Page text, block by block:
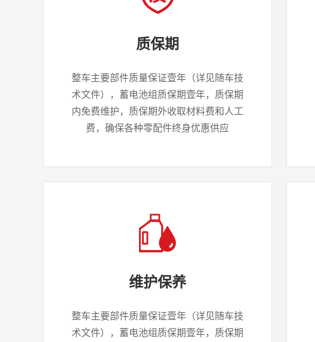
质保期
整车主要部件质量保证壹年（详见随车技
术文件），蓄电池组质保期壹年，质保期
内免费维护，质保期外收取材料费和人工
费，确保各种零配件终身优惠供应
维护保养
整车主要部件质量保证壹年（详见随车技
术文件），蓄电池组质保期壹年，质保期